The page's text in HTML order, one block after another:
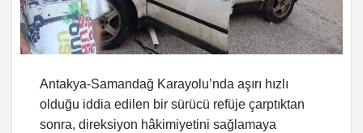
Antakya-Samandağ Karayolu’nda aşırı hızlı
olduğu iddia edilen bir sürücü refüje çarptıktan
sonra, direksiyon hâkimiyetini sağlamaya